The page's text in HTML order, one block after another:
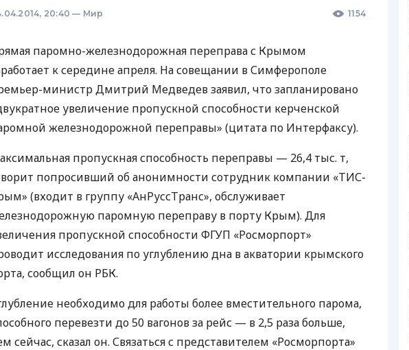
20:40 — Мир 1154
паромно-железнодорожная переправа с Крымом
к середине апреля. На совещании в Симферополе
министр Дмитрий Медведев заявил, что запланировано
увеличение пропускной способности керченской
железнодорожной переправы» (цитата по Интерфаксу).
пропускная способность переправы — 26,4 тыс. т,
попросивший об анонимности сотрудник компании «ТИС-
(входит в группу «АнРуссТранс», обслуживает
паромную переправу в порту Крым). Для
пропускной способности ФГУП «Росморпорт»
исследования по углублению дна в акватории крымского
сообщил он РБК.
необходимо для работы более вместительного парома,
перевезти до 50 вагонов за рейс — в 2,5 раза больше,
сейчас, сказал он. Связаться с представителем «Росморпорта»